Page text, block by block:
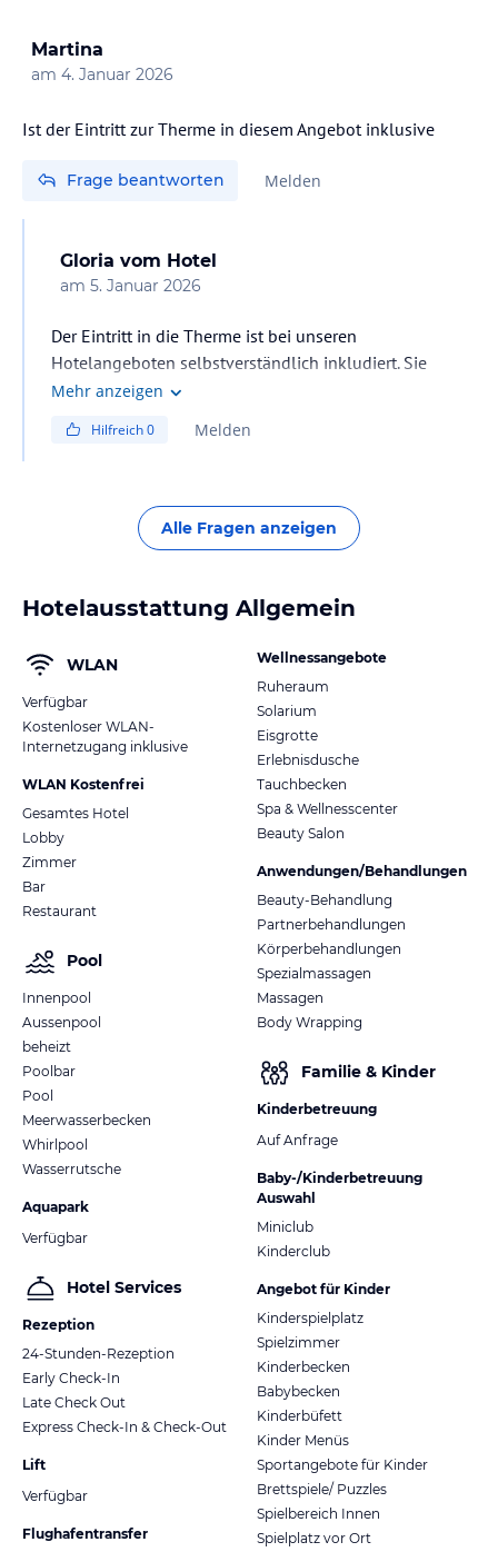
Martina
am 4. Januar 2026
Ist der Eintritt zur Therme in diesem Angebot inklusive
Frage beantworten Melden
Gloria vom Hotel
am 5. Januar 2026
Der Eintritt in die Therme ist bei unseren
Hotelangeboten selbstverständlich inkludiert. Sie
können während Ihres Aufenthalts alle
Fitnessbereich sowie dem exklusiven SPA3000
Mehr anzeigen
Hilfreich0 Melden
Alle Fragen anzeigen
Hotelausstattung Allgemein
WLAN
Verfügbar
Kostenloser WLAN-
Internetzugang inklusive
WLAN Kostenfrei
Gesamtes Hotel
Lobby
Zimmer
Bar
Restaurant
Pool
Innenpool
Aussenpool
beheizt
Poolbar
Pool
Meerwasserbecken
Whirlpool
Wasserrutsche
Aquapark
Verfügbar
Hotel Services
Rezeption
24-Stunden-Rezeption
Early Check-In
Late Check Out
Express Check-In & Check-Out
Lift
Verfügbar
Flughafentransfer
Wellnessangebote
Ruheraum
Solarium
Eisgrotte
Erlebnisdusche
Tauchbecken
Spa & Wellnesscenter
Beauty Salon
Anwendungen/Behandlungen
Beauty-Behandlung
Partnerbehandlungen
Körperbehandlungen
Spezialmassagen
Massagen
Body Wrapping
Familie & Kinder
Kinderbetreuung
Auf Anfrage
Baby-/Kinderbetreuung
Auswahl
Miniclub
Kinderclub
Angebot für Kinder
Kinderspielplatz
Spielzimmer
Kinderbecken
Babybecken
Kinderbüfett
Kinder Menüs
Sportangebote für Kinder
Brettspiele/ Puzzles
Spielbereich Innen
Spielplatz vor Ort